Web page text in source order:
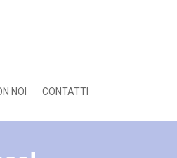
NOI CONTATTI